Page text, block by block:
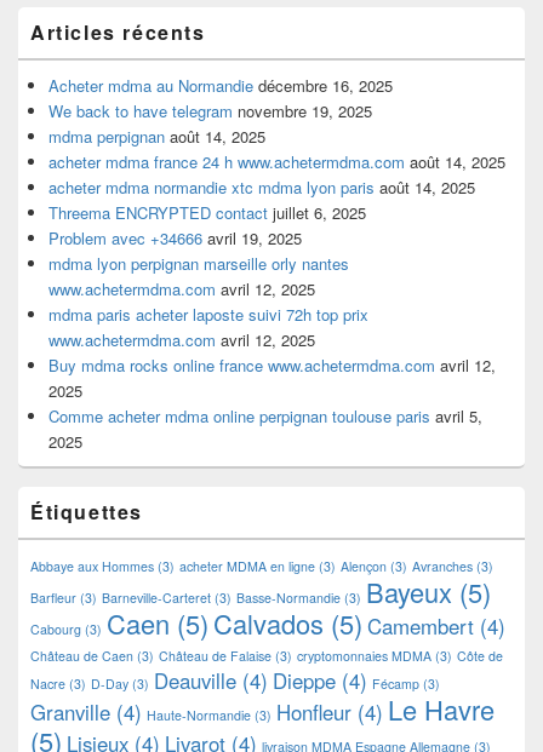
Articles récents
Acheter mdma au Normandie décembre 16, 2025
We back to have telegram novembre 19, 2025
mdma perpignan août 14, 2025
acheter mdma france 24 h www.achetermdma.com août 14, 2025
acheter mdma normandie xtc mdma lyon paris août 14, 2025
Threema ENCRYPTED contact juillet 6, 2025
Problem avec +34666 avril 19, 2025
mdma lyon perpignan marseille orly nantes
www.achetermdma.com avril 12, 2025
mdma paris acheter laposte suivi 72h top prix
www.achetermdma.com avril 12, 2025
Buy mdma rocks online france www.achetermdma.com avril 12,
2025
Comme acheter mdma online perpignan toulouse paris avril 5,
2025
Étiquettes
Abbaye aux Hommes (3) acheter MDMA en ligne (3) Alençon (3) Avranches (3)
Barfleur (3) Barneville-Carteret (3) Basse-Normandie (3) Bayeux (5)
Cabourg (3) Caen (5)Calvados (5) Camembert (4)
Château de Caen (3) Château de Falaise (3) cryptomonnaies MDMA (3) Côte de
Nacre (3) D-Day (3) Deauville (4) Dieppe (4) Fécamp (3)
Granville (4) Haute-Normandie (3) Honfleur (4) Le Havre
(5) Lisieux (4) Livarot (4) livraison MDMA Espagne Allemagne (3)